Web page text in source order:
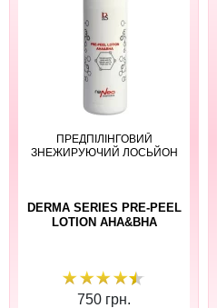
ПРЕДПІЛІНГОВИЙ
ЗНЕЖИРУЮЧИЙ ЛОСЬЙОН
DERMA SERIES PRE-PEEL
LOTION AHA&BHA
750 грн.